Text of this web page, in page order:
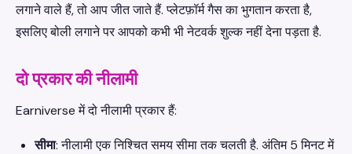
लगाने वाले हैं, तो आप जीत जाते हैं. प्लेटफ़ॉर्म गैस का भुगतान करता है,
इसलिए बोली लगाने पर आपको कभी भी नेटवर्क शुल्क नहीं देना पड़ता है.
दो प्रकार की नीलामी
Earniverse में दो नीलामी प्रकार हैं:
सीमा: नीलामी एक निश्चित समय सीमा तक चलती है. अंतिम 5 मिनट में